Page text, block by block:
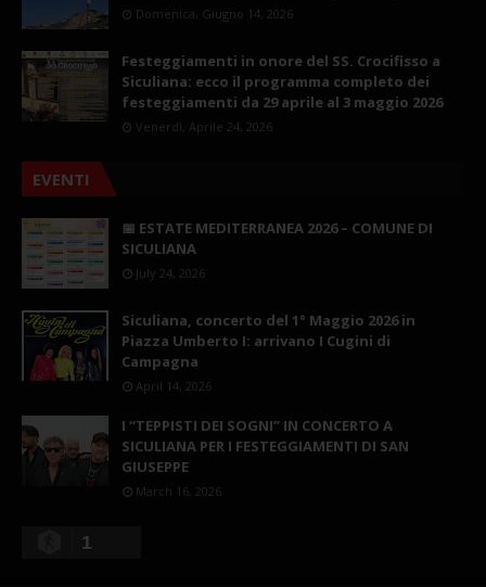
Domenica, Giugno 14, 2026
Festeggiamenti in onore del SS. Crocifisso a
Siculiana: ecco il programma completo dei
festeggiamenti da 29 aprile al 3 maggio 2026
Venerdì, Aprile 24, 2026
EVENTI
📅 ESTATE MEDITERRANEA 2026 – COMUNE DI
SICULIANA
July 24, 2026
Siculiana, concerto del 1° Maggio 2026 in
Piazza Umberto I: arrivano I Cugini di
Campagna
April 14, 2026
I “TEPPISTI DEI SOGNI” IN CONCERTO A
SICULIANA PER I FESTEGGIAMENTI DI SAN
GIUSEPPE
March 16, 2026
1